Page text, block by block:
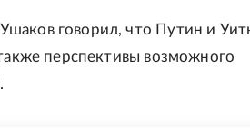
говорил, что Путин и
перспективы возможного